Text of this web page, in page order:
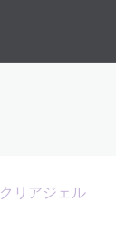
クリアジェル